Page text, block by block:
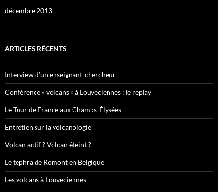
décembre 2013
ARTICLES RÉCENTS
Interview d’un enseignant-chercheur
Conférence « volcans » à Louveciennes : le replay
Le Tour de France aux Champs-Élysées
Entretien sur la volcanologie
Volcan actif ? Volcan éteint ?
Le tephra de Romont en Belgique
Les volcans à Louveciennes